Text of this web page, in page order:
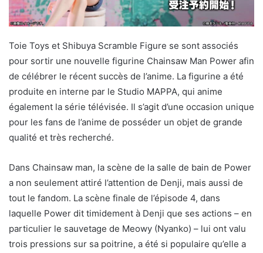
Toie Toys et Shibuya Scramble Figure se sont associés
pour sortir une nouvelle figurine Chainsaw Man Power afin
de célébrer le récent succès de l’anime. La figurine a été
produite en interne par le Studio MAPPA, qui anime
également la série télévisée. Il s’agit d’une occasion unique
pour les fans de l’anime de posséder un objet de grande
qualité et très recherché.
Dans Chainsaw man, la scène de la salle de bain de Power
a non seulement attiré l’attention de Denji, mais aussi de
tout le fandom. La scène finale de l’épisode 4, dans
laquelle Power dit timidement à Denji que ses actions – en
particulier le sauvetage de Meowy (Nyanko) – lui ont valu
trois pressions sur sa poitrine, a été si populaire qu’elle a